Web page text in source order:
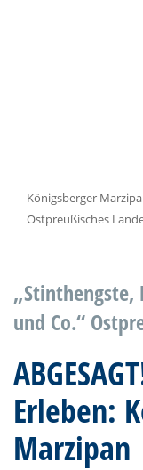
Königsberger
Ostpreußisches
„Stinthengste,
und Co.“
Erleben:
Marzipan